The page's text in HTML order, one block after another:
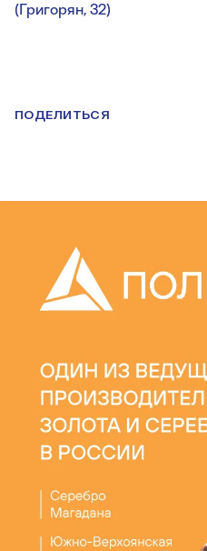
(Григорян, 32)
ПОДЕЛИТЬСЯ